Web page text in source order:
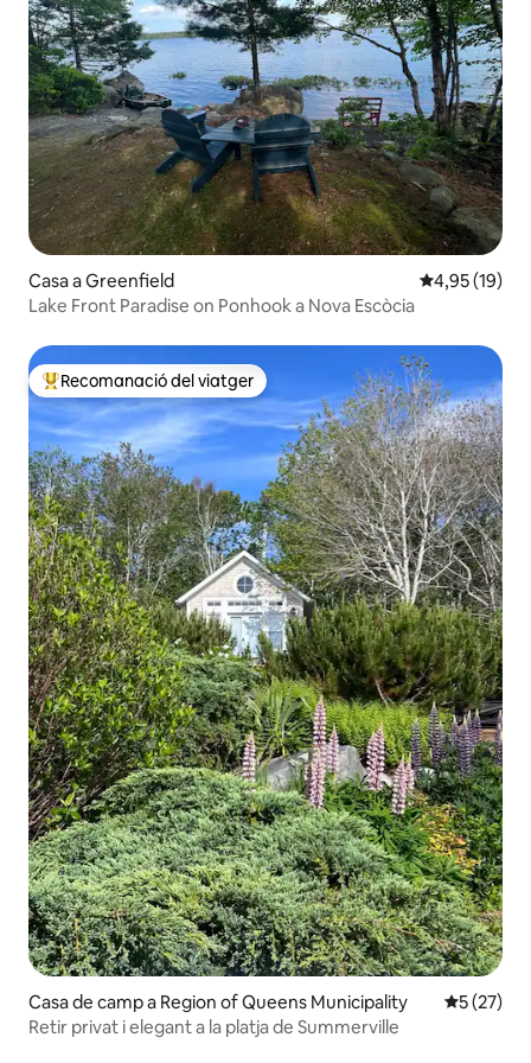
Casa a Greenfield 4,95 de
4,95 (19)
Lake Front Paradise on Ponhook a Nova Escòcia
Principals recomanacions dels viatgers
Recomanació del viatger
Casa de camp a Region of Queens Municipality 5 de
5 (27)
Retir privat i elegant a la platja de Summerville